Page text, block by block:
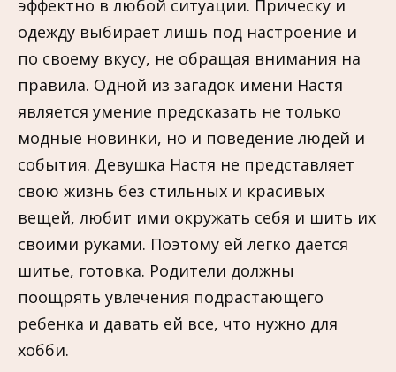
эффектно в любой ситуации. Прическу и
одежду выбирает лишь под настроение и
по своему вкусу, не обращая внимания на
правила. Одной из загадок имени Настя
является умение предсказать не только
модные новинки, но и поведение людей и
события. Девушка Настя не представляет
свою жизнь без стильных и красивых
вещей, любит ими окружать себя и шить их
своими руками. Поэтому ей легко дается
шитье, готовка. Родители должны
поощрять увлечения подрастающего
ребенка и давать ей все, что нужно для
хобби.